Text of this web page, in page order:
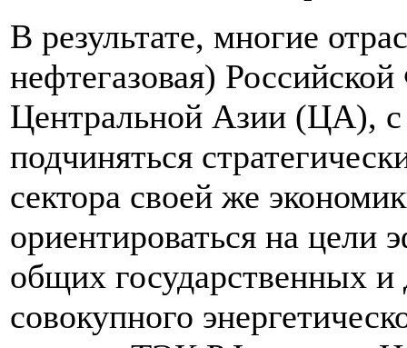
В результате, многие
нефтегазовая)
Центральной Азии (ЦА), с
подчиняться
сектора своей же
ориентироваться на цели
общих государственных и
совокупного